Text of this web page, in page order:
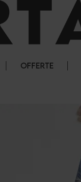
OFFERTE